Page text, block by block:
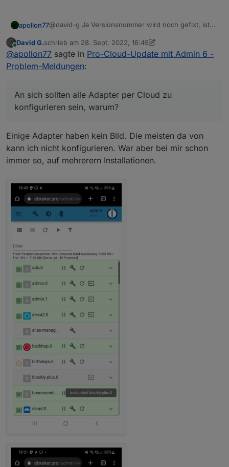
apollon77@david-g Ja Versionsnummer wird noch gefixt, ist
An sich sollten alle Adapter per Cloud zu
konfigurieren sein, warum?
Online
David G.schrieb am 28. Sept. 2022, 16:49
zuletzt editiert von David G.
@apollon77 sagte in Pro-Cloud-Update mit Admin 6 -
Problem-Meldungen:
An sich sollten alle Adapter per Cloud zu
konfigurieren sein, warum?
Einige Adapter haben kein Bild. Die meisten da von
kann ich nicht konfigurieren. War aber bei mir schon
immer so, auf mehrerern Installationen.